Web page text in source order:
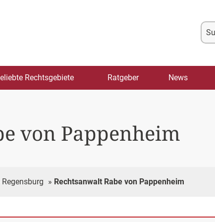
Rechtsgebiete Ratgeber News
von Pappenheim
Regensburg » Rechtsanwalt Rabe von Pappenheim